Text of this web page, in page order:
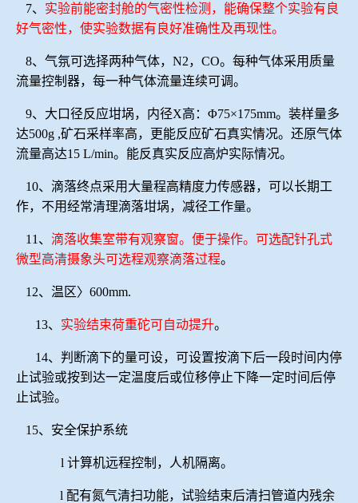
7、 实验前能密封舱的气密性检测，能确保整个实验有良
好气密性，使实验数据有良好准确性及再现性。
8、气氛可选择两种气体，N2，CO。每种气体采用质量
流量控制器，每一种气体流量连续可调。
9、大口径反应坩埚，内径X高：Φ75×175mm。装样量多
达500g ,矿石采样率高，更能反应矿石真实情况。还原气体
流量高达15 L/min。能反真实反应高炉实际情况。
10、滴落终点采用大量程高精度力传感器，可以长期工
作，不用经常清理滴落坩埚，减径工作量。
11、 滴落收集室带有观察窗。便于操作。可选配针孔式
微型高清摄象头可选程观察滴落过程。
12、温区〉600mm.
13、 实验结束荷重砣可自动提升。
14、 判断滴下的量可设，可设置按滴下后一段时间内停
止试验或按到达一定温度后或位移停止下降一定时间后停
止试验。
15、安全保护系统
l 计算机远程控制，人机隔离。
l 配有氮气清扫功能，试验结束后清扫管道内残余